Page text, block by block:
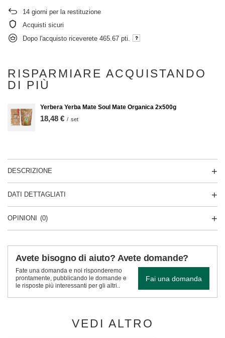
14 giorni per la restituzione
Acquisti sicuri
Dopo l'acquisto riceverete 465.67 pti.
RISPARMIARE ACQUISTANDO
DI PIÙ
Yerbera Yerba Mate Soul Mate Organica 2x500g
18,48 € / set
DESCRIZIONE
DATI DETTAGLIATI
OPINIONI (0)
Avete bisogno di aiuto? Avete domande?
Fate una domanda e noi risponderemo
prontamente, pubblicando le domande e
le risposte più interessanti per gli altri..
Fai una domanda
VEDI ALTRO